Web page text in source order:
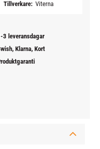
Tillverkare Viterna
3 leveransdagar
Klarna, Kort